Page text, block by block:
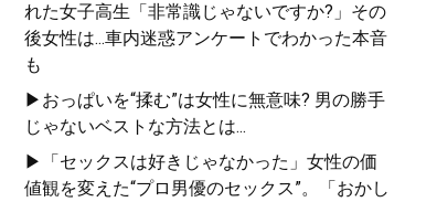
れた女子高生「非常識じゃないですか?」その
後女性は...車内迷惑アンケートでわかった本音
も
▶おっぱいを“揉む”は女性に無意味? 男の勝手
じゃないベストな方法とは...
▶「セックスは好きじゃなかった」女性の価
値観を変えた“プロ男優のセックス”。「おかし